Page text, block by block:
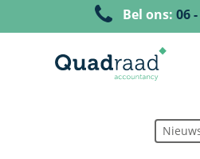
Bel ons: 06